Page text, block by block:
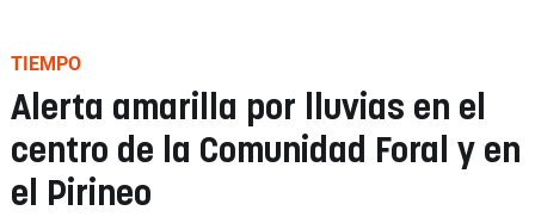
TIEMPO
Alerta amarilla por lluvias en el
centro de la Comunidad Foral y en
el Pirineo